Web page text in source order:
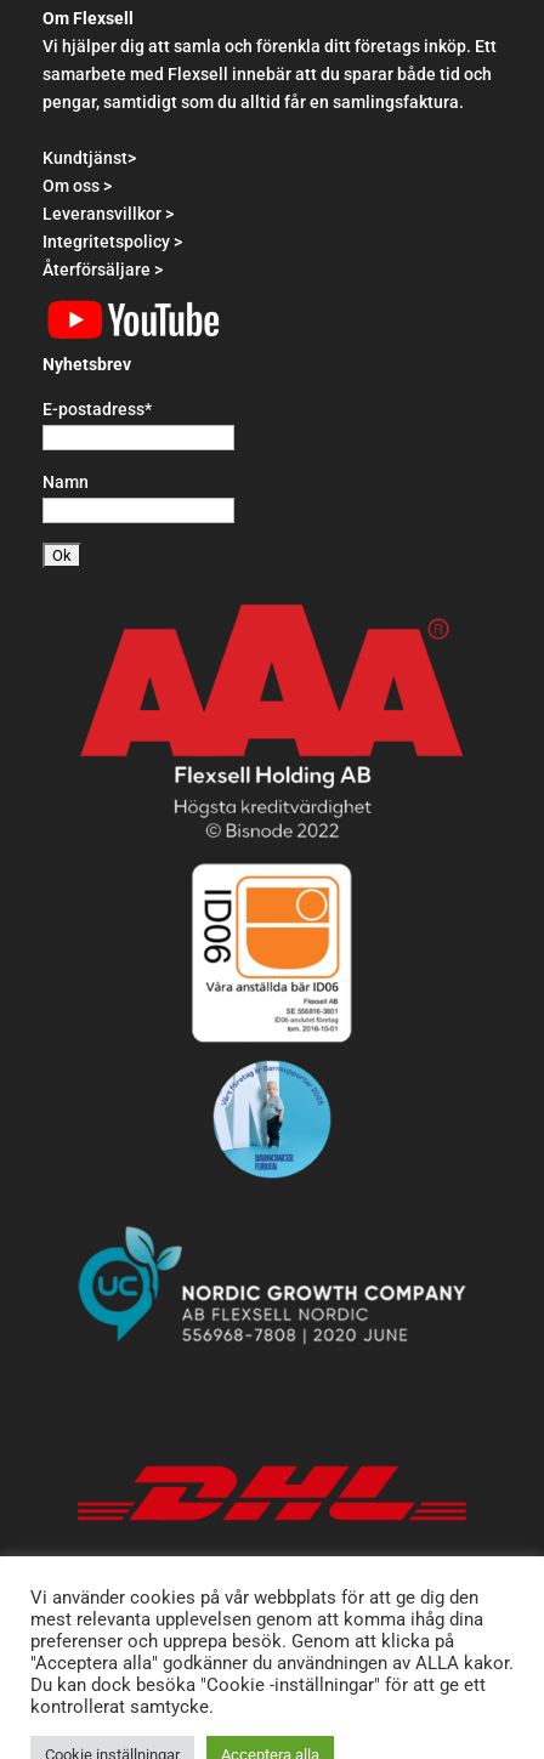
Om Flexsell
Vi hjälper dig att samla och förenkla ditt företags inköp. Ett
samarbete med Flexsell innebär att du sparar både tid och
pengar, samtidigt som du alltid får en samlingsfaktura.
Kundtjänst>
Om oss >
Leveransvillkor >
Integritetspolicy >
Återförsäljare >
Nyhetsbrev
E-postadress*
Namn
Vi använder cookies på vår webbplats för att ge dig den
mest relevanta upplevelsen genom att komma ihåg dina
preferenser och upprepa besök. Genom att klicka på
"Acceptera alla" godkänner du användningen av ALLA kakor.
Du kan dock besöka "Cookie -inställningar" för att ge ett
kontrollerat samtycke.
Cookie inställningar Acceptera alla